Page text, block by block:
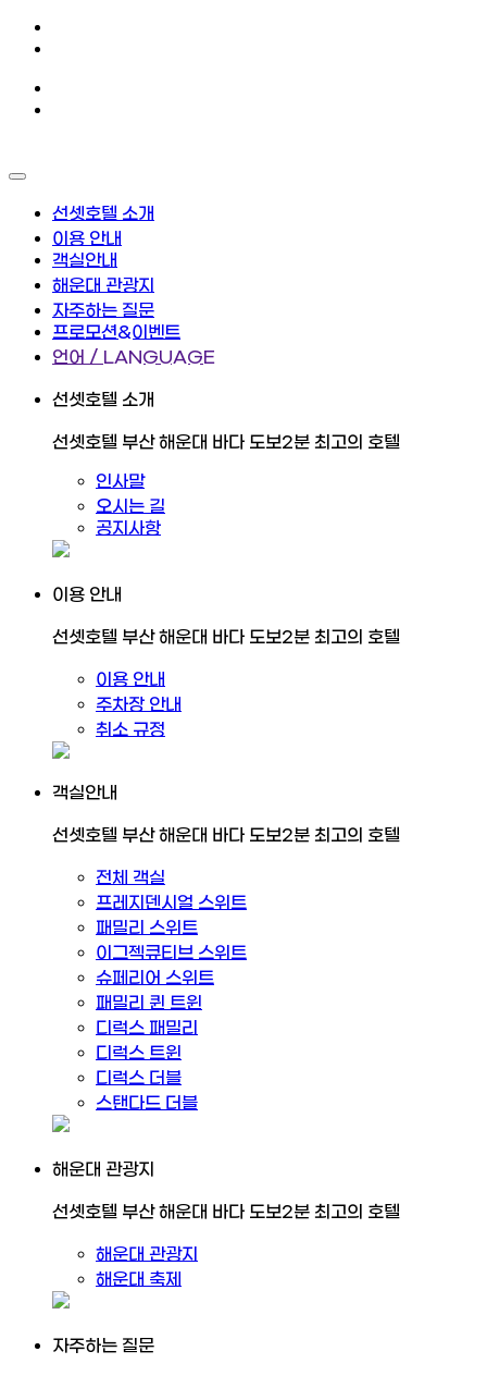
선셋호텔 소개
이용 안내
객실안내
해운대 관광지
자주하는 질문
프로모션&이벤트
언어 / LANGUAGE
선셋호텔 소개
선셋호텔 부산 해운대 바다 도보2분 최고의 호텔
인사말
오시는 길
공지사항
이용 안내
선셋호텔 부산 해운대 바다 도보2분 최고의 호텔
이용 안내
주차장 안내
취소 규정
객실안내
선셋호텔 부산 해운대 바다 도보2분 최고의 호텔
전체 객실
프레지덴시얼 스위트
패밀리 스위트
이그젝큐티브 스위트
슈페리어 스위트
패밀리 퀸 트윈
디럭스 패밀리
디럭스 트윈
디럭스 더블
스탠다드 더블
해운대 관광지
선셋호텔 부산 해운대 바다 도보2분 최고의 호텔
해운대 관광지
해운대 축제
자주하는 질문